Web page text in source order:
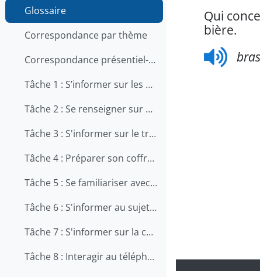
Glossaire
Correspondance par thème
Correspondance présentiel-en ligne
Tâche 1 : S’informer sur les qualités et les compétences recherchées pour travailler en restauration
Tâche 2 : Se renseigner sur une offre d'emploi au téléphone
Tâche 3 : S'informer sur le travail en cuisine
Tâche 4 : Préparer son coffre d'outils
Tâche 5 : Se familiariser avec le métier d'aide-cuisinier
Tâche 6 : S'informer au sujet de la prévention des chutes au travail
Tâche 7 : S'informer sur la carrière de chef
Tâche 8 : Interagir au téléphone avec les clients
Qui
bière.